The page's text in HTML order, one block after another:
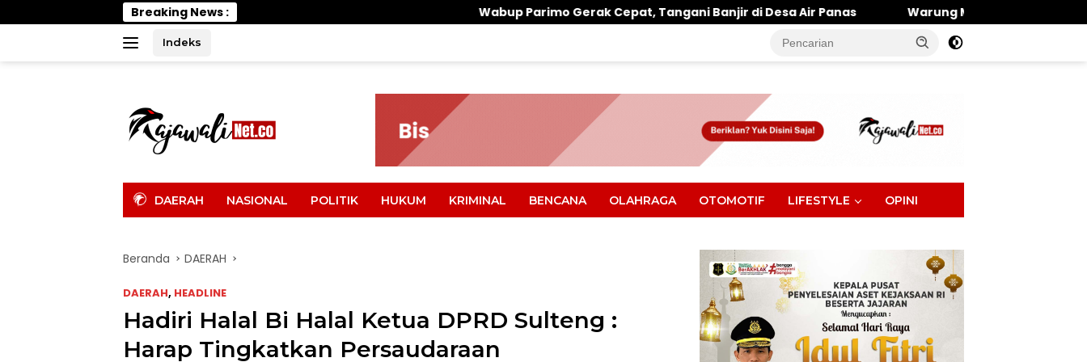
ke
Breaking News : Wabup Parimo Gerak Cepat, Tangani Banjir di Desa Air Panas Warung Makan Dipantai Khatulistiwa Hangus
Indeks
DAERAH NASIONAL POLITIK HUKUM KRIMINAL BENCANA OLAHRAGA OTOMOTIF LIFESTYLE OPINI
Beranda DAERAH
DAERAH, HEADLINE
Hadiri Halal Bi Halal Ketua DPRD Sulteng :
Harap Tingkatkan Persaudaraan